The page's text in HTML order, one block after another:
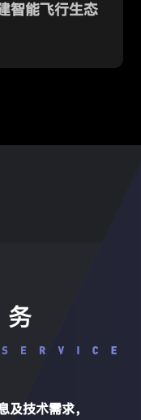
智能飞行生态
技术需求，